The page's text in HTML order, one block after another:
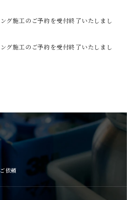
グ施工のご予約を受付終了いたしまし
グ施工のご予約を受付終了いたしまし
ご依頼